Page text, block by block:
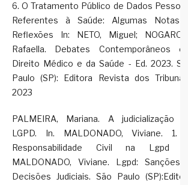
6. O Tratamento Público de Dados Pessoais
Referentes à Saúde: Algumas Notas e
Reflexões In: NETO, Miguel; NOGAROLI,
Rafaella. Debates Contemporâneos em
Direito Médico e da Saúde - Ed. 2023. São
Paulo (SP): Editora Revista dos Tribunais.
2023
PALMEIRA, Mariana. A judicialização da
LGPD. In. MALDONADO, Viviane. 1. A
Responsabilidade Civil na Lgpd In:
MALDONADO, Viviane. Lgpd: Sanções e
Decisões Judiciais. São Paulo (SP):Editora